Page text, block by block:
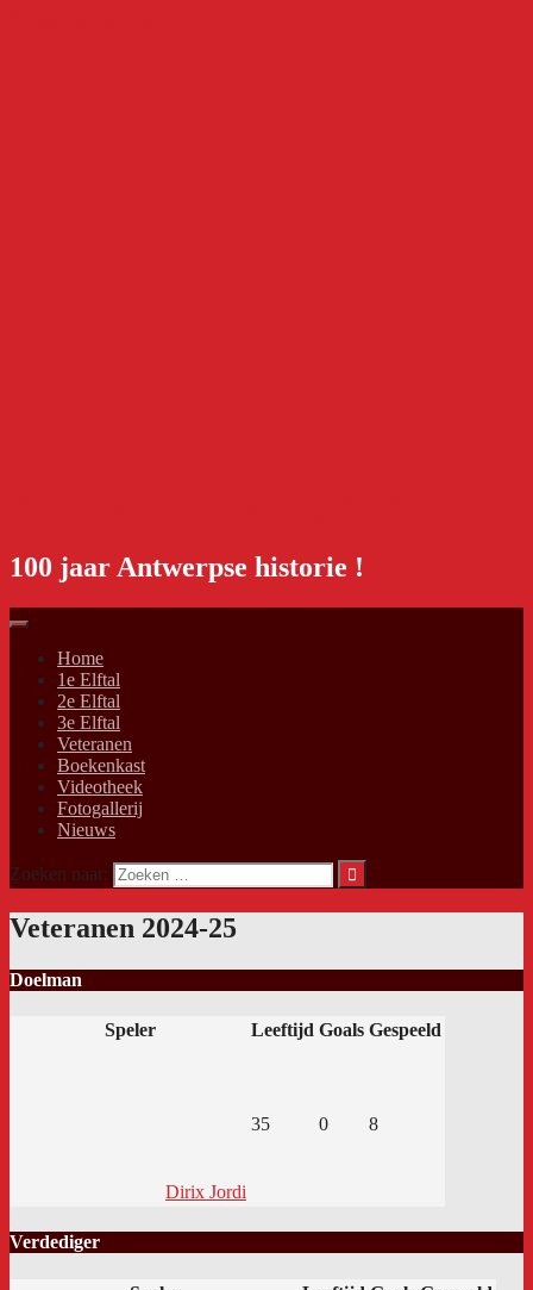
100 jaar Antwerpse historie !
Home
1e Elftal
2e Elftal
3e Elftal
Veteranen
Boekenkast
Videotheek
Fotogallerij
Nieuws
Zoeken naar:
Veteranen 2024-25
Doelman
Speler Leeftijd Goals Gespeeld
Dirix Jordi
35 0 8
Verdediger